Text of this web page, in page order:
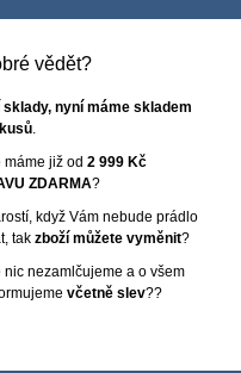
vědět?
sklady, nyní máme skladem
.
máme již od 2 999 Kč
ZDARMA?
když Vám nebude prádlo
tak zboží můžete vyměnit?
nic nezamlčujeme a o všem
včetně slev??